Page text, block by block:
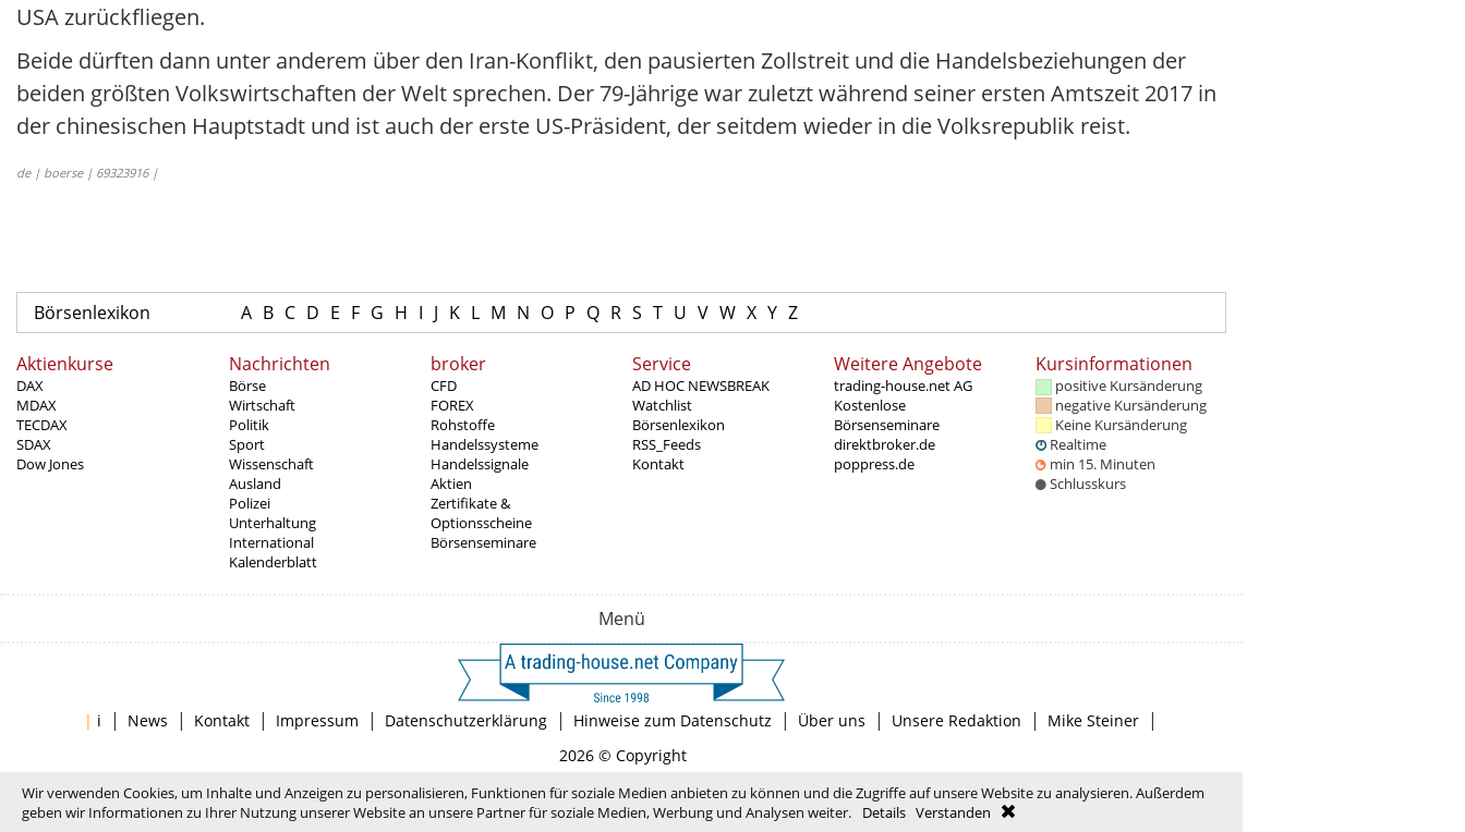
USA zurückfliegen.
Beide dürften dann unter anderem über den Iran-Konflikt, den pausierten Zollstreit und die Handelsbeziehungen der
beiden größten Volkswirtschaften der Welt sprechen. Der 79-Jährige war zuletzt während seiner ersten Amtszeit 2017 in
der chinesischen Hauptstadt und ist auch der erste US-Präsident, der seitdem wieder in die Volksrepublik reist.
de | boerse | 69323916 |
Börsenlexikon A B C D E F G H I J K L M N O P Q R S T U V W X Y Z
Aktienkurse
DAX
MDAX
TECDAX
SDAX
Dow Jones
Nachrichten
Börse
Wirtschaft
Politik
Sport
Wissenschaft
Ausland
Polizei
Unterhaltung
International
Kalenderblatt
broker
CFD
FOREX
Rohstoffe
Handelssysteme
Handelssignale
Aktien
Zertifikate &
Optionsscheine
Börsenseminare
Service
AD HOC NEWSBREAK
Watchlist
Börsenlexikon
RSS_Feeds
Kontakt
Weitere Angebote
trading-house.net AG
Kostenlose
Börsenseminare
direktbroker.de
poppress.de
Kursinformationen
positive Kursänderung
negative Kursänderung
Keine Kursänderung
Realtime
min 15. Minuten
Schlusskurs
Menü
| i | News | Kontakt | Impressum | Datenschutzerklärung | Hinweise zum Datenschutz | Über uns | Unsere Redaktion | Mike Steiner |
2026 © Copyright
Wir verwenden Cookies, um Inhalte und Anzeigen zu personalisieren, Funktionen für soziale Medien anbieten zu können und die Zugriffe auf unsere Website zu analysieren. Außerdem
geben wir Informationen zu Ihrer Nutzung unserer Website an unsere Partner für soziale Medien, Werbung und Analysen weiter.
Details Verstanden